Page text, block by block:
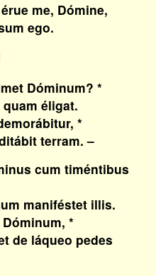
me, Dómine,
ego.
Dóminum? *
éligat.
*
terram. –
cum timéntibus
maniféstet illis.
*
de láqueo pedes